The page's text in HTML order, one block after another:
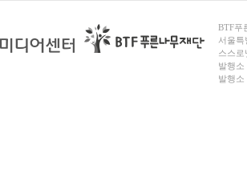
BTF푸
서울
스스로
발행소
발행소